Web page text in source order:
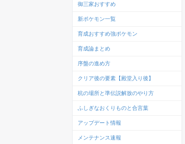
御三家おすすめ
新ポケモン一覧
育成おすすめ強ポケモン
育成論まとめ
序盤の進め方
クリア後の要素【殿堂入り後】
杭の場所と準伝説解放のやり方
ふしぎなおくりものと合言葉
アップデート情報
メンテナンス速報